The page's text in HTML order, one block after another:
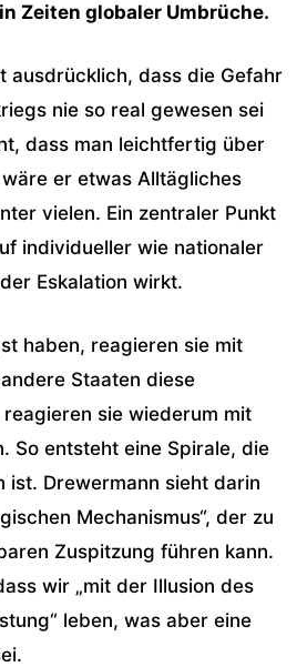
Zeiten globaler Umbrüche.
ausdrücklich, dass die Gefahr
nie so real gewesen sei
dass man leichtfertig über
er etwas Alltägliches
vielen. Ein zentraler Punkt
individueller wie nationaler
Eskalation wirkt.
haben, reagieren sie mit
Staaten diese
sie wiederum mit
So entsteht eine Spirale, die
ist. Drewermann sieht darin
Mechanismus“, der zu
Zuspitzung führen kann.
wir „mit der Illusion des
leben, was aber eine